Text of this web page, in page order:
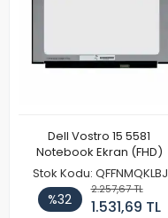
Dell Vostro 15 5581
Notebook Ekran (FHD)
Stok Kodu: QFFNMQKLBJ
%32
2.257,67 TL
1.531,69 TL